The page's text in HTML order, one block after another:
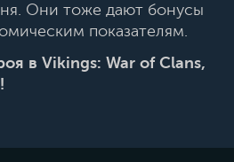
Они тоже дают бонусы
показателям.
в Vikings: War of Clans,